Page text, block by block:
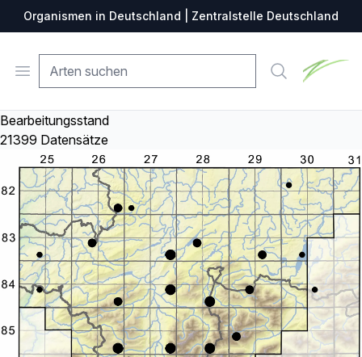
Organismen in Deutschland | Zentralstelle Deutschland
Open menu Suche
Bearbeitungsstand
21399 Datensätze